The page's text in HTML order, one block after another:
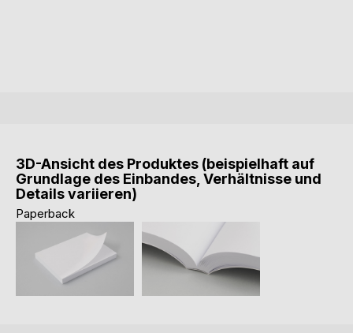
3D-Ansicht des Produktes (beispielhaft auf
Grundlage des Einbandes, Verhältnisse und
Details variieren)
Paperback